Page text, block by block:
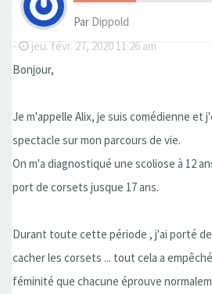
Par Dippold
-
jeu. févr. 27, 2020 11:26 am
Bonjour,
Je m'appelle Alix, je suis comédienne et
spectacle sur mon parcours de vie.
On m'a diagnostiqué une scoliose à 12
port de corsets jusque 17 ans.
Durant toute cette période , j'ai porté
cacher les corsets ... tout cela a
féminité que chacune éprouve